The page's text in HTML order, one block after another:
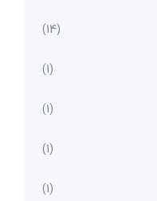
(14)
(1)
(1)
(1)
(1)